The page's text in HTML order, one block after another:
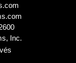
Inc.